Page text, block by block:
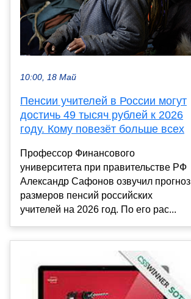
10:00, 18 Май
Пенсии учителей в России могут
достичь 49 тысяч рублей к 2026
году. Кому повезёт больше всех
Профессор Финансового
университета при правительстве РФ
Александр Сафонов озвучил прогноз
размеров пенсий российских
учителей на 2026 год. По его рас...